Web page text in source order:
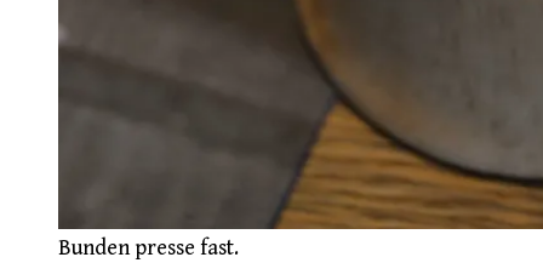
Bunden presse fast.